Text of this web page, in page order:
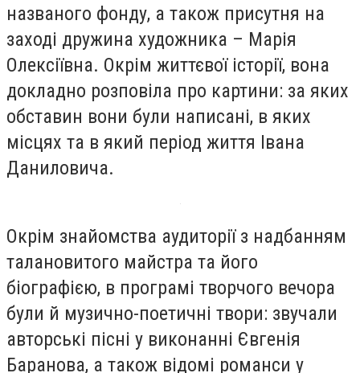
названого фонду, а також присутня на
заході дружина художника – Марія
Олексіївна. Окрім життєвої історії, вона
докладно розповіла про картини: за яких
обставин вони були написані, в яких
місцях та в який період життя Івана
Даниловича.
Окрім знайомства аудиторії з надбанням
талановитого майстра та його
біографією, в програмі творчого вечора
були й музично-поетичні твори: звучали
авторські пісні у виконанні Євгенія
Баранова, а також відомі романси у